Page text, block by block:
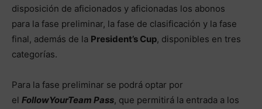
disposición de aficionados y aficionadas los abonos
para la fase preliminar, la fase de clasificación y la fase
final, además de la President’s Cup, disponibles en tres
categorías.
Para la fase preliminar se podrá optar por
el FollowYourTeam Pass, que permitirá la entrada a los